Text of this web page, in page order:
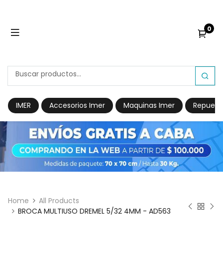
0
IMER Accesorios Imer Maquinas Imer
Home
All Products
BROCA MULTIUSO DREMEL 5/32 4MM - AD563